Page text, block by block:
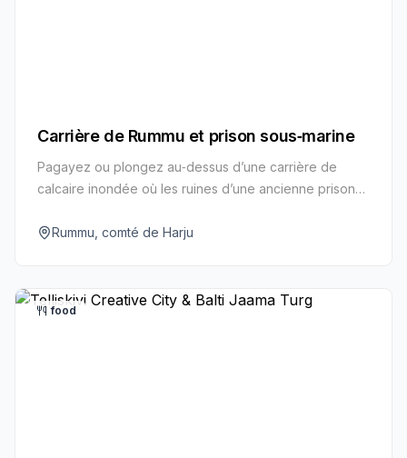
Carrière de Rummu et prison sous‑marine
Pagayez ou plongez au‑dessus d’une carrière de
calcaire inondée où les ruines d’une ancienne prison
Rummu, comté de Harju
food